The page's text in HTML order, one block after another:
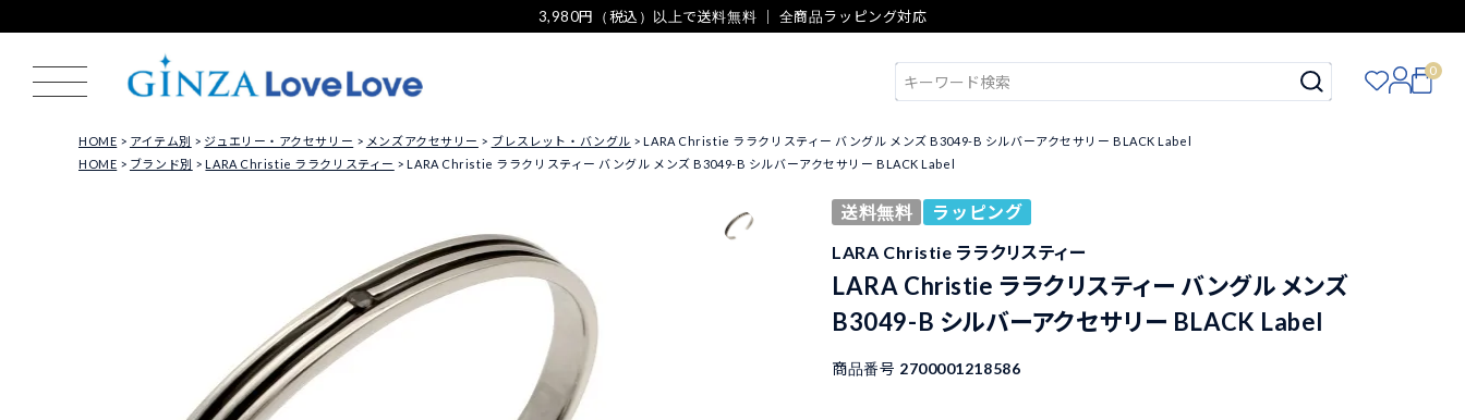
3,980円（税込）以上で送料無料 ｜ 全商品ラッピング対応
0
HOME アイテム別 ジュエリー・アクセサリー メンズアクセサリー ブレスレット・バングル
LARA Christie ララクリスティー バングル メンズ B3049-B シルバーアクセサリー BLACK Label
HOME
ブランド別 LARA Christie ララクリスティー LARA Christie ララクリスティー バングル メンズ B3049-B シルバーアクセサリー BLACK Label
送料無料
ラッピング
LARA Christie ララクリスティー
LARA Christie ララクリスティー バングル メンズ
B3049-B シルバーアクセサリー BLACK Label
商品番号 2700001218586